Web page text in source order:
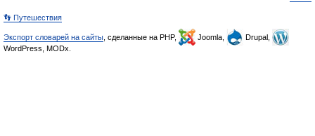
👣 Путешествия
Экспорт словарей на сайты , сделанные на PHP, Joomla,
Drupal,
WordPress, MODx.